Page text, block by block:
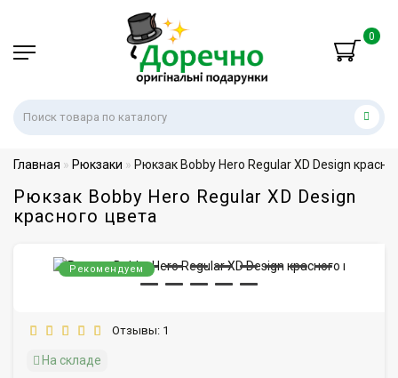
0
Главная Рюкзаки Рюкзак Bobby Hero Regular XD Design
Рюкзак Bobby Hero Regular XD Design
красного цвета
Рекомендуем
Отзывы: 1
На складе